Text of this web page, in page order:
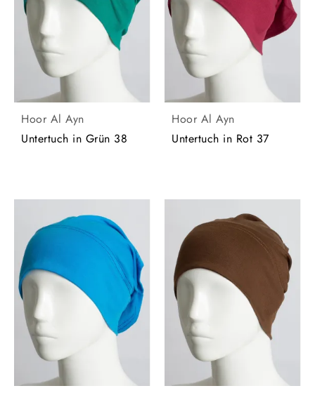
Hoor Al Ayn
Untertuch in Grün 38
Hoor Al Ayn
Untertuch in Rot 37